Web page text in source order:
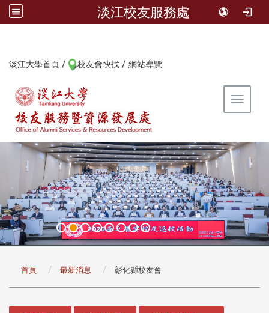
淡江校友服務處
淡江大學首頁 / 校友會快找 / 網站導覽
Toggle
首頁 最新消息 彰化縣校友會